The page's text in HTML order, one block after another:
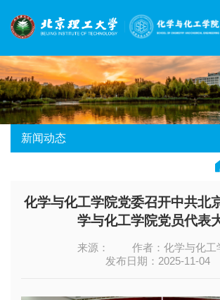
新闻动态
化学与化工学院党委召开中共北
学与化工学院党员代表
来源：
作者：化学与化工
发布日期：2025-11-04